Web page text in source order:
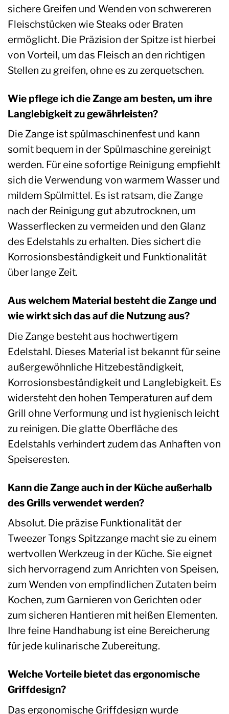
sichere Greifen und Wenden von schwereren
Fleischstücken wie Steaks oder Braten
ermöglicht. Die Präzision der Spitze ist hierbei
von Vorteil, um das Fleisch an den richtigen
Stellen zu greifen, ohne es zu zerquetschen.
Wie pflege ich die Zange am besten, um ihre
Langlebigkeit zu gewährleisten?
Die Zange ist spülmaschinenfest und kann
somit bequem in der Spülmaschine gereinigt
werden. Für eine sofortige Reinigung empfiehlt
sich die Verwendung von warmem Wasser und
mildem Spülmittel. Es ist ratsam, die Zange
nach der Reinigung gut abzutrocknen, um
Wasserflecken zu vermeiden und den Glanz
des Edelstahls zu erhalten. Dies sichert die
Korrosionsbeständigkeit und Funktionalität
über lange Zeit.
Aus welchem Material besteht die Zange und
wie wirkt sich das auf die Nutzung aus?
Die Zange besteht aus hochwertigem
Edelstahl. Dieses Material ist bekannt für seine
außergewöhnliche Hitzebeständigkeit,
Korrosionsbeständigkeit und Langlebigkeit. Es
widersteht den hohen Temperaturen auf dem
Grill ohne Verformung und ist hygienisch leicht
zu reinigen. Die glatte Oberfläche des
Edelstahls verhindert zudem das Anhaften von
Speiseresten.
Kann die Zange auch in der Küche außerhalb
des Grills verwendet werden?
Absolut. Die präzise Funktionalität der
Tweezer Tongs Spitzzange macht sie zu einem
wertvollen Werkzeug in der Küche. Sie eignet
sich hervorragend zum Anrichten von Speisen,
zum Wenden von empfindlichen Zutaten beim
Kochen, zum Garnieren von Gerichten oder
zum sicheren Hantieren mit heißen Elementen.
Ihre feine Handhabung ist eine Bereicherung
für jede kulinarische Zubereitung.
Welche Vorteile bietet das ergonomische
Griffdesign?
Das ergonomische Griffdesign wurde